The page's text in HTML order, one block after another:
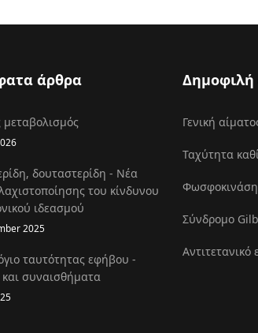
άρθρα
μεταβολισμός
δουταστερίδη - Νέα
του κίνδυνου
ιδεασμού
2025
ταυτότητας εφήβου -
και συναισθήματα
Γενική
Ταχύτητα
Φωσφοκινάση
Σύνδρομο
Αντιτετανικό